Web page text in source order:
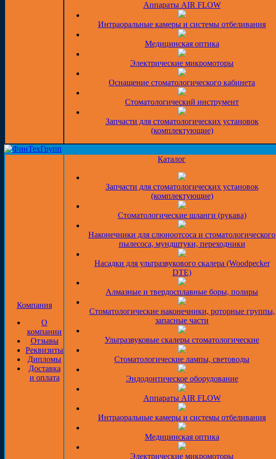
Аппараты AIR FLOW
Интраоральные камеры и системы отбеливания
Медицинская оптика
Электрические микромоторы
Оснащение стоматологического кабинета
Стоматологический инструмент
Запчасти для стоматологических установок
(комплектующие)
Компания
О
компании
Отзывы
Реквизиты
Дипломы
Доставка
и оплата
Каталог
Запчасти для стоматологических установок
(комплектующие)
Стоматологические шланги (рукава)
Наконечники для слюноотсоса и стоматологического
пылесоса, мундштуки, переходники
Насадки для ультразвукового скалера (Woodpecker
DTE)
Алмазные и твердосплавные боры, полиры
Стоматологические наконечники, роторные группы,
запасные части
Ультразвуковые скалеры стоматологические
Стоматологические лампы, световоды
Эндодонтическое оборудование
Аппараты AIR FLOW
Интраоральные камеры и системы отбеливания
Медицинская оптика
Электрические микромоторы